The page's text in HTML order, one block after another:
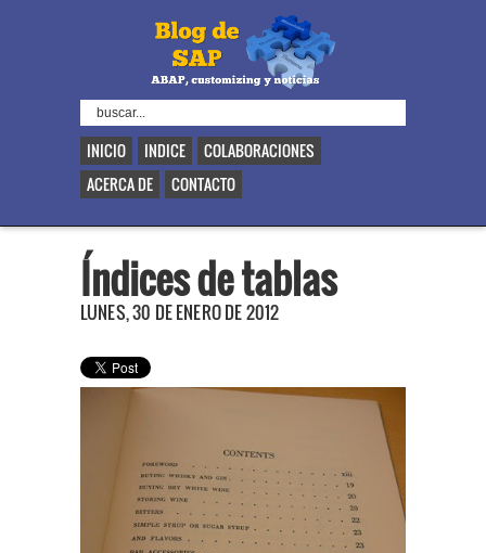
INICIO INDICE
COLABORACIONES
ACERCA DE
CONTACTO
Índices de tablas
LUNES, 30 DE ENERO DE 2012